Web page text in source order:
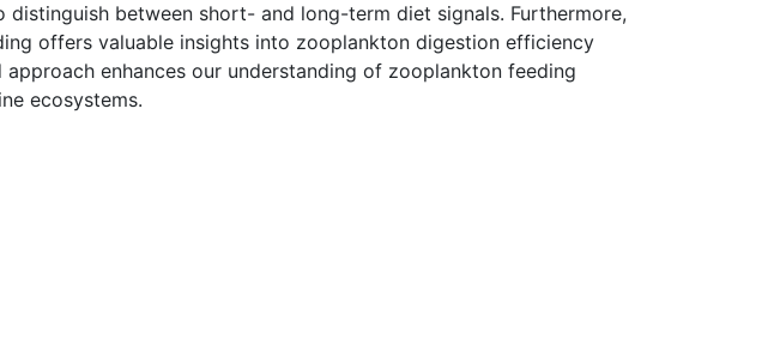
between short- and long-term diet signals. Furthermore,
offers valuable insights into zooplankton digestion efficiency
enhances our understanding of zooplankton feeding
ecosystems.